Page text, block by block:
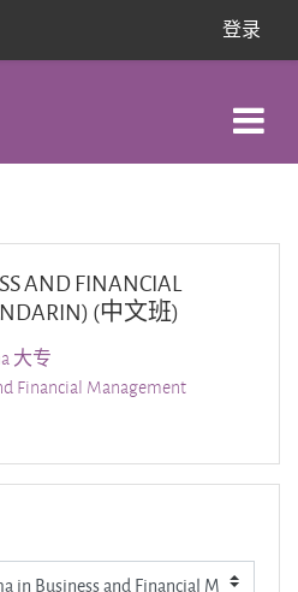
登录
AND FINANCIAL
(中文班)
大专
Financial Management